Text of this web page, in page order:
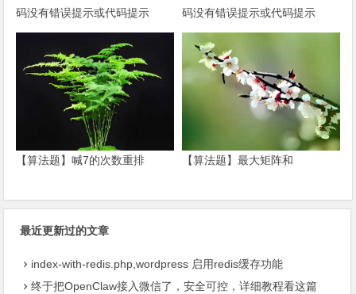
码没有错误提示或代码提示
码没有错误提示或代码提示
【算法题】喊7的次数重排 【算法题】最大矩阵和
最近更新过的文章
index-with-redis.php,wordpress 启用redis缓存功能
终于把OpenClaw接入微信了，安全可控，详细教程看这篇